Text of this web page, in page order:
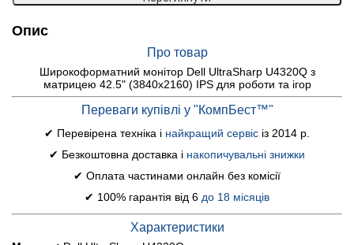
Опис
Про товар
Широкоформатний монітор Dell UltraSharp U4320Q з
матрицею 42.5" (3840x2160) IPS для роботи та ігор
Переваги купівлі у "КомпБест™"
✔ Перевірена техніка і найкращий сервіс із 2014 р.
✔ Безкоштовна доставка і накопичувальні знижки
✔ Оплата частинами онлайн без комісії
✔ 100% гарантія від 6 до 18 місяців
Характеристики